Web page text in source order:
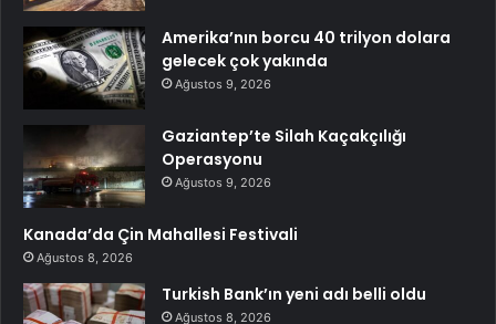
Amerika’nın borcu 40 trilyon dolara
gelecek çok yakında
Ağustos 9, 2026
Gaziantep’te Silah Kaçakçılığı
Operasyonu
Ağustos 9, 2026
Kanada’da Çin Mahallesi Festivali
Ağustos 8, 2026
Turkish Bank’ın yeni adı belli oldu
Ağustos 8, 2026